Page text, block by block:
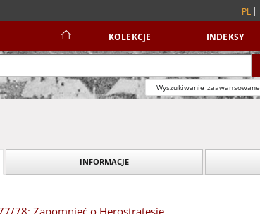
PL
KOLEKCJE INDEKSY
Wyszukiwanie zaawansowane
INFORMACJE